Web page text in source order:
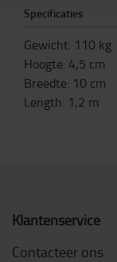
Specificaties
Gewicht: 110 kg
Hoogte: 4,5 cm
Breedte: 10 cm
Length: 1,2 m
Klantenservice
Contacteer ons